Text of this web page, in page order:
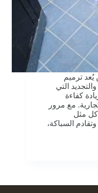
ترميم
التي
كفاءة
مع مرور
مثل
السباكة،